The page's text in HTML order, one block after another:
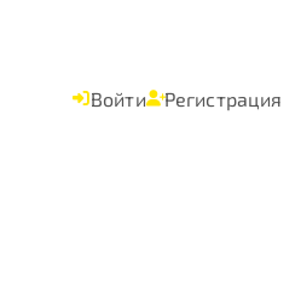
Войти Регистрация